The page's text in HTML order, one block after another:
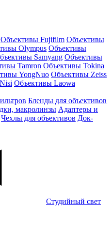
Объективы Fujifilm Объективы
Olympus Объективы
Samyang Объективы
Tamron Объективы Tokina
YongNuo Объективы Zeiss
Объективы Laowa
Бленды для объективов
макролинзы Адаптеры и
Чехлы для объективов Док-
Студийный свет